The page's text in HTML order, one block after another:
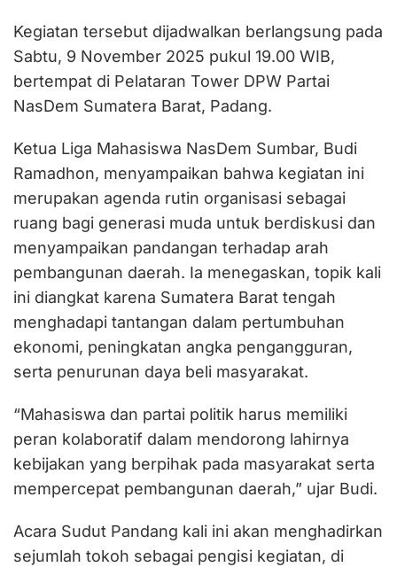
Kegiatan tersebut dijadwalkan berlangsung pada
Sabtu, 9 November 2025 pukul 19.00 WIB,
bertempat di Pelataran Tower DPW Partai
NasDem Sumatera Barat, Padang.
Ketua Liga Mahasiswa NasDem Sumbar, Budi
Ramadhon, menyampaikan bahwa kegiatan ini
merupakan agenda rutin organisasi sebagai
ruang bagi generasi muda untuk berdiskusi dan
menyampaikan pandangan terhadap arah
pembangunan daerah. Ia menegaskan, topik kali
ini diangkat karena Sumatera Barat tengah
menghadapi tantangan dalam pertumbuhan
ekonomi, peningkatan angka pengangguran,
serta penurunan daya beli masyarakat.
“Mahasiswa dan partai politik harus memiliki
peran kolaboratif dalam mendorong lahirnya
kebijakan yang berpihak pada masyarakat serta
mempercepat pembangunan daerah,” ujar Budi.
Acara Sudut Pandang kali ini akan menghadirkan
sejumlah tokoh sebagai pengisi kegiatan, di